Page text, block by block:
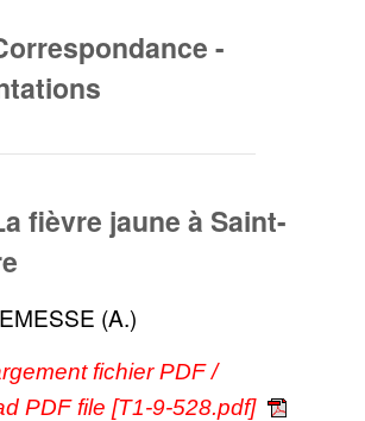
-
fièvre jaune à Saint-
(A.)
fichier PDF /
PDF file [T1-9-528.pdf]